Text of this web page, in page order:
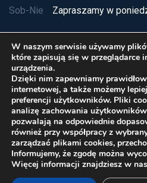
Sob-Nie Zapraszamy w
Polityka
© Delta Service sp. z o.o.
W naszym serwisie używamy
które zapisują się w przeglądarce
urządzenia.
Dzięki nim zapewniamy
internetowej, a także możemy
preferencji użytkowników. Pliki
analizę zachowania
pozwalają na odpowiednie
również przy współpracy z
zarządzać plikami cookies,
Informujemy, że zgodę można
Więcej informacji znajdziesz w